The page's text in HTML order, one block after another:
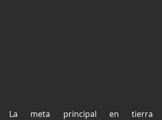
La meta principal en tierra